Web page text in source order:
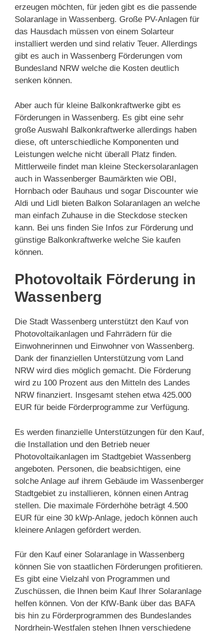
erzeugen möchten, für jeden gibt es die passende
Solaranlage in Wassenberg. Große PV-Anlagen für
das Hausdach müssen von einem Solarteur
installiert werden und sind relativ Teuer. Allerdings
gibt es auch in Wassenberg Förderungen vom
Bundesland NRW welche die Kosten deutlich
senken können.
Aber auch für kleine Balkonkraftwerke gibt es
Förderungen in Wassenberg. Es gibt eine sehr
große Auswahl Balkonkraftwerke allerdings haben
diese, oft unterschiedliche Komponenten und
Leistungen welche nicht überall Platz finden.
Mittlerweile findet man kleine Steckersolaranlagen
auch in Wassenberger Baumärkten wie OBI,
Hornbach oder Bauhaus und sogar Discounter wie
Aldi und Lidl bieten Balkon Solaranlagen an welche
man einfach Zuhause in die Steckdose stecken
kann. Bei uns finden Sie Infos zur Förderung und
günstige Balkonkraftwerke welche Sie kaufen
können.
Photovoltaik Förderung in
Wassenberg
Die Stadt Wassenberg unterstützt den Kauf von
Photovoltaikanlagen und Fahrrädern für die
Einwohnerinnen und Einwohner von Wassenberg.
Dank der finanziellen Unterstützung vom Land
NRW wird dies möglich gemacht. Die Förderung
wird zu 100 Prozent aus den Mitteln des Landes
NRW finanziert. Insgesamt stehen etwa 425.000
EUR für beide Förderprogramme zur Verfügung.
Es werden finanzielle Unterstützungen für den Kauf,
die Installation und den Betrieb neuer
Photovoltaikanlagen im Stadtgebiet Wassenberg
angeboten. Personen, die beabsichtigen, eine
solche Anlage auf ihrem Gebäude im Wassenberger
Stadtgebiet zu installieren, können einen Antrag
stellen. Die maximale Förderhöhe beträgt 4.500
EUR für eine 30 kWp-Anlage, jedoch können auch
kleinere Anlagen gefördert werden.
Für den Kauf einer Solaranlage in Wassenberg
können Sie von staatlichen Förderungen profitieren.
Es gibt eine Vielzahl von Programmen und
Zuschüssen, die Ihnen beim Kauf Ihrer Solaranlage
helfen können. Von der KfW-Bank über das BAFA
bis hin zu Förderprogrammen des Bundeslandes
Nordrhein-Westfalen stehen Ihnen verschiedene